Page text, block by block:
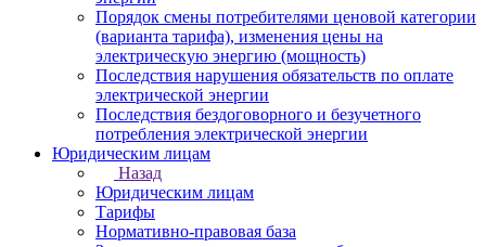
Порядок смены потребителями ценовой категории
(варианта тарифа), изменения цены на
электрическую энергию (мощность)
Последствия нарушения обязательств по оплате
электрической энергии
Последствия бездоговорного и безучетного
потребления электрической энергии
Юридическим лицам
Назад
Юридическим лицам
Тарифы
Нормативно-правовая база